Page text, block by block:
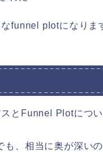
funnel plotになりま
とFunnel Plotにつ
も、相当に奥が深い